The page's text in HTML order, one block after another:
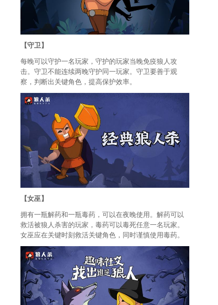
【守卫】
每晚可以守护一名玩家，守护的玩家当晚免疫狼人攻
击。守卫不能连续两晚守护同一玩家。守卫要善于观
察，判断出关键角色，提高保护效率。
【女巫】
拥有一瓶解药和一瓶毒药，可以在夜晚使用。解药可以
救活被狼人杀害的玩家，毒药可以毒死任意一名玩家。
女巫应在关键时刻救活关键角色，同时谨慎使用毒药。